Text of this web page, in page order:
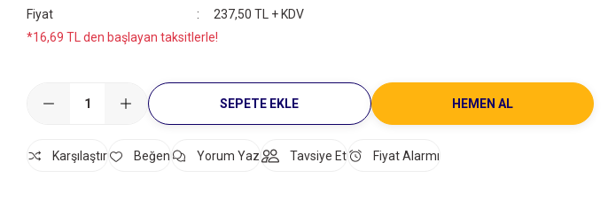
Fiyat
237,50 TL + KDV
*16,69 TL den başlayan taksitlerle!
SEPETE EKLE HEMEN AL
Karşılaştır Yorum Yaz Tavsiye Et Fiyat Alarmı